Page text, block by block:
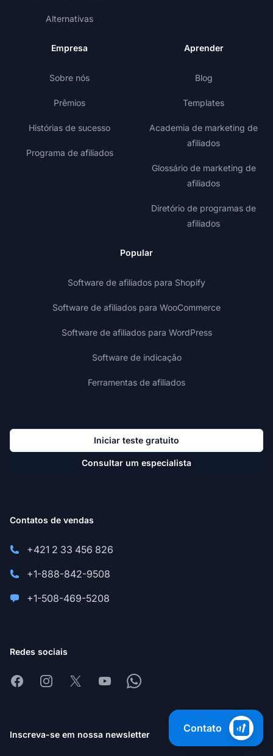
Alternativas
Empresa
Sobre nós
Prêmios
Histórias de sucesso
Programa de afiliados
Aprender
Blog
Templates
Academia de marketing de
afiliados
Glossário de marketing de
afiliados
Diretório de programas de
afiliados
Popular
Software de afiliados para Shopify
Software de afiliados para WooCommerce
Software de afiliados para WordPress
Software de indicação
Ferramentas de afiliados
Iniciar teste gratuito
Consultar um especialista
Contatos de vendas
+421 2 33 456 826
+1-888-842-9508
+1-508-469-5208
Redes sociais
FacebookInstagram
X YoutubeWhatsapp
Inscreva-se em nossa newsletter
Contato